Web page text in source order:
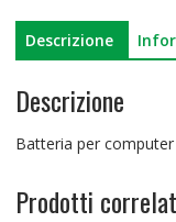
Descrizione
Descrizione
Batteria per computer
Prodotti